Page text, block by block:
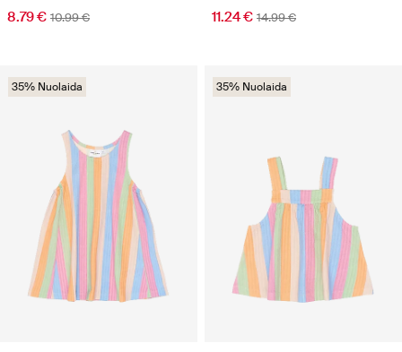
8.79 € 10.99 € 11.24 € 14.99 €
35% Nuolaida 35% Nuolaida